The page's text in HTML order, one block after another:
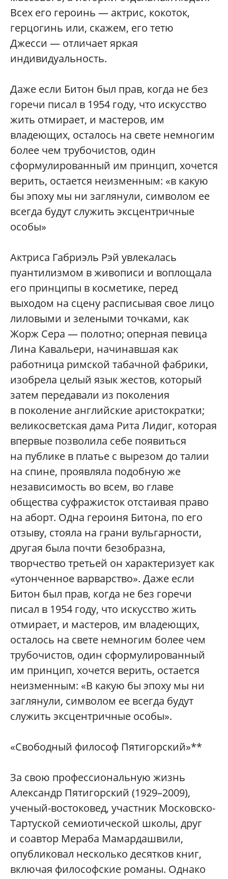
Всех его героинь — актрис, кокоток,
герцогинь или, скажем, его тетю
Джесси — отличает яркая
индивидуальность.
Даже если Битон был прав, когда не без
горечи писал в 1954 году, что искусство
жить отмирает, и мастеров, им
владеющих, осталось на свете немногим
более чем трубочистов, один
сформулированный им принцип, хочется
верить, остается неизменным: «в какую
бы эпоху мы ни заглянули, символом ее
всегда будут служить эксцентричные
особы»
Актриса Габриэль Рэй увлекалась
пуантилизмом в живописи и воплощала
его принципы в косметике, перед
выходом на сцену расписывая свое лицо
лиловыми и зелеными точками, как
Жорж Сера — полотно; оперная певица
Лина Кавальери, начинавшая как
работница римской табачной фабрики,
изобрела целый язык жестов, который
затем передавали из поколения
в поколение английские аристократки;
великосветская дама Рита Лидиг, которая
впервые позволила себе появиться
на публике в платье с вырезом до талии
на спине, проявляла подобную же
независимость во всем, во главе
общества суфражисток отстаивая право
на аборт. Одна героиня Битона, по его
отзыву, стояла на грани вульгарности,
другая была почти безобразна,
творчество третьей он характеризует как
«утонченное варварство». Даже если
Битон был прав, когда не без горечи
писал в 1954 году, что искусство жить
отмирает, и мастеров, им владеющих,
осталось на свете немногим более чем
трубочистов, один сформулированный
им принцип, хочется верить, остается
неизменным: «В какую бы эпоху мы ни
заглянули, символом ее всегда будут
служить эксцентричные особы».
«Свободный философ Пятигорский»**
За свою профессиональную жизнь
Александр Пятигорский (1929–2009),
ученый-востоковед, участник Московско-
Тартуской семиотической школы, друг
и соавтор Мераба Мамардашвили,
опубликовал несколько десятков книг,
включая философские романы. Однако